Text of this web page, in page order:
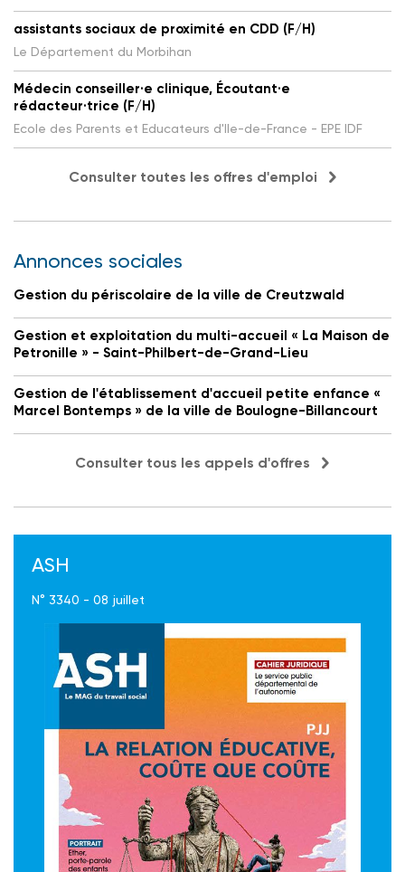
assistants sociaux de proximité en CDD (F/H)
Le Département du Morbihan
Médecin conseiller·e clinique, Écoutant·e
rédacteur·trice (F/H)
Ecole des Parents et Educateurs d'Ile-de-France - EPE IDF
Consulter toutes les offres d'emploi
Annonces sociales
Gestion du périscolaire de la ville de Creutzwald
Gestion et exploitation du multi-accueil « La Maison de
Petronille » - Saint-Philbert-de-Grand-Lieu
Gestion de l'établissement d'accueil petite enfance «
Marcel Bontemps » de la ville de Boulogne-Billancourt
Consulter tous les appels d'offres
ASH
N° 3340 - 08 juillet